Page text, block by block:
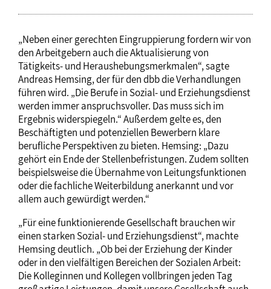
„Neben einer gerechten Eingruppierung fordern wir von
den Arbeitgebern auch die Aktualisierung von
Tätigkeits- und Heraushebungsmerkmalen“, sagte
Andreas Hemsing, der für den dbb die Verhandlungen
führen wird. „Die Berufe in Sozial- und Erziehungsdienst
werden immer anspruchsvoller. Das muss sich im
Ergebnis widerspiegeln.“ Außerdem gelte es, den
Beschäftigten und potenziellen Bewerbern klare
berufliche Perspektiven zu bieten. Hemsing: „Dazu
gehört ein Ende der Stellenbefristungen. Zudem sollten
beispielsweise die Übernahme von Leitungsfunktionen
oder die fachliche Weiterbildung anerkannt und vor
allem auch gewürdigt werden.“
„Für eine funktionierende Gesellschaft brauchen wir
einen starken Sozial- und Erziehungsdienst“, machte
Hemsing deutlich. „Ob bei der Erziehung der Kinder
oder in den vielfältigen Bereichen der Sozialen Arbeit:
Die Kolleginnen und Kollegen vollbringen jeden Tag